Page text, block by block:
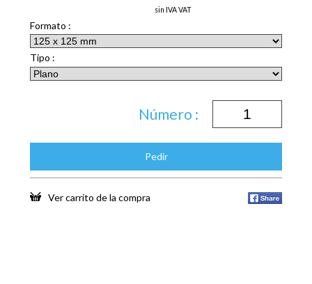
sin IVA VAT
Formato :
Tipo :
Número :
Pedir
Ver carrito de la compra